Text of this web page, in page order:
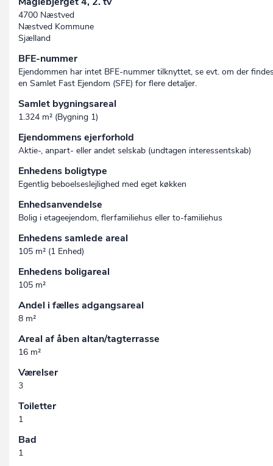
4700 Næstved
Næstved Kommune
Sjælland
BFE-nummer
Ejendommen har intet BFE-nummer tilknyttet, se evt. om der
en Samlet Fast Ejendom (SFE) for flere detaljer.
Samlet bygningsareal
1.324 m² (Bygning 1)
Ejendommens ejerforhold
Aktie-, anpart- eller andet selskab (undtagen interessent­skab)
Enhedens boligtype
Egentlig beboelseslejlighed med eget køkken
Enhedsanvendelse
Bolig i etageejendom, flerfamiliehus eller to-familiehus
Enhedens samlede areal
105 m² (1 Enhed)
Enhedens boligareal
105 m²
Andel i fælles adgangsareal
8 m²
Areal af åben altan/tagterrasse
16 m²
Værelser
3
Toiletter
1
Bad
1